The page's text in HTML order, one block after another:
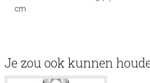
cm
Je zou ook kunnen